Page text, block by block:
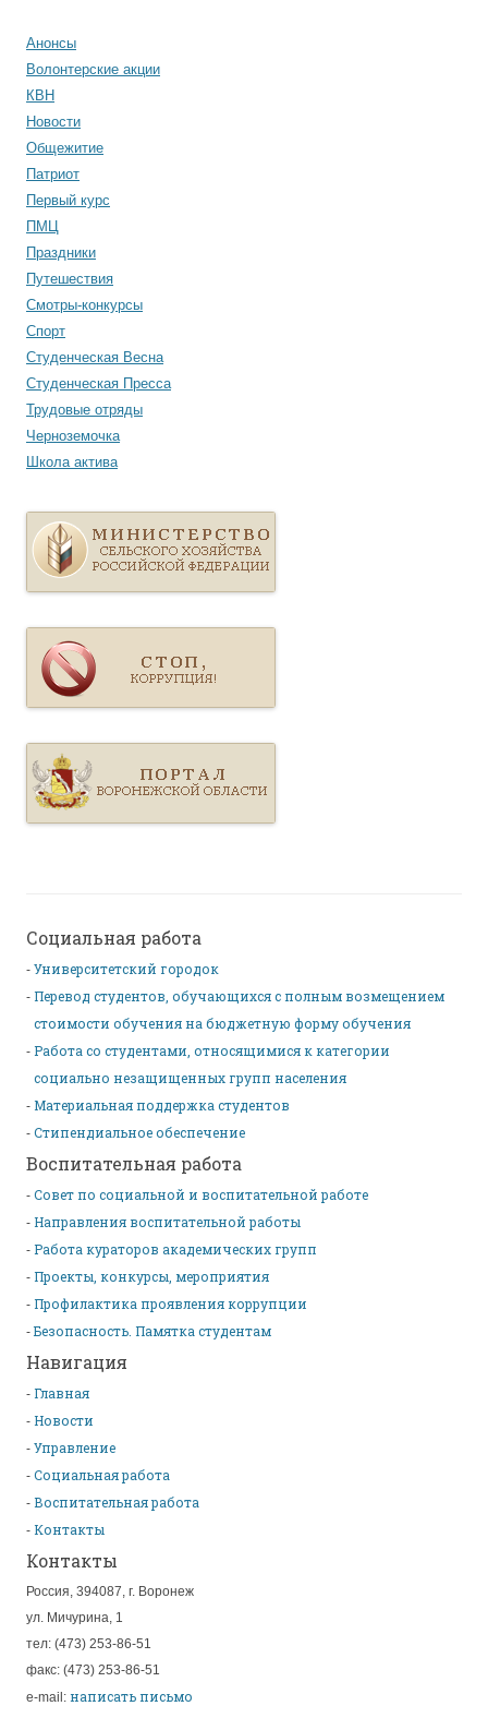
Анонсы
Волонтерские акции
КВН
Новости
Общежитие
Патриот
Первый курс
ПМЦ
Праздники
Путешествия
Смотры-конкурсы
Спорт
Студенческая Весна
Студенческая Пресса
Трудовые отряды
Черноземочка
Школа актива
Социальная работа
Университетский городок
Перевод студентов, обучающихся с полным возмещением
стоимости обучения на бюджетную форму обучения
Работа со студентами, относящимися к категории
социально незащищенных групп населения
Материальная поддержка студентов
Стипендиальное обеспечение
Воспитательная работа
Совет по социальной и воспитательной работе
Направления воспитательной работы
Работа кураторов академических групп
Проекты, конкурсы, мероприятия
Профилактика проявления коррупции
Безопасность. Памятка студентам
Навигация
Главная
Новости
Управление
Социальная работа
Воспитательная работа
Контакты
Контакты
Россия, 394087, г. Воронеж
ул. Мичурина, 1
тел: (473) 253-86-51
факс: (473) 253-86-51
e-mail: написать письмо